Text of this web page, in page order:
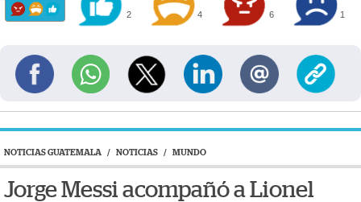
2 4 6 1
NOTICIAS GUATEMALA / NOTICIAS / MUNDO
Jorge Messi acompañó a Lionel